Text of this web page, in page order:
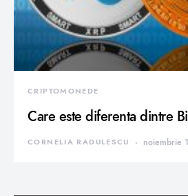
CRIPTOMONEDE
Care este diferenta dintre
CORNELIA RADULESCU noiembrie